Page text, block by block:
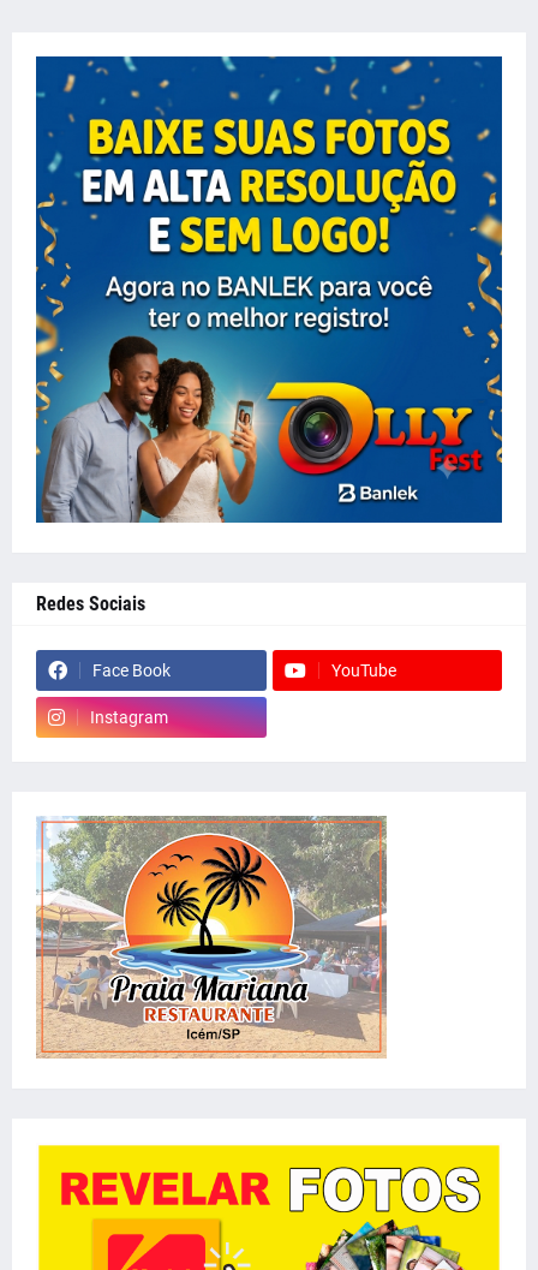
Redes Sociais
Face Book YouTube
Instagram